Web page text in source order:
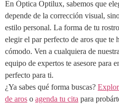
En Óptica Optilux, sabemos que
depende de la corrección visual,
estilo personal. La forma de tu
elegir el par perfecto de aros que te
cómodo. Ven a cualquiera de
equipo de expertos te asesore para
perfecto para ti.
¿Ya sabes qué forma buscas?
de aros o agenda tu cita para